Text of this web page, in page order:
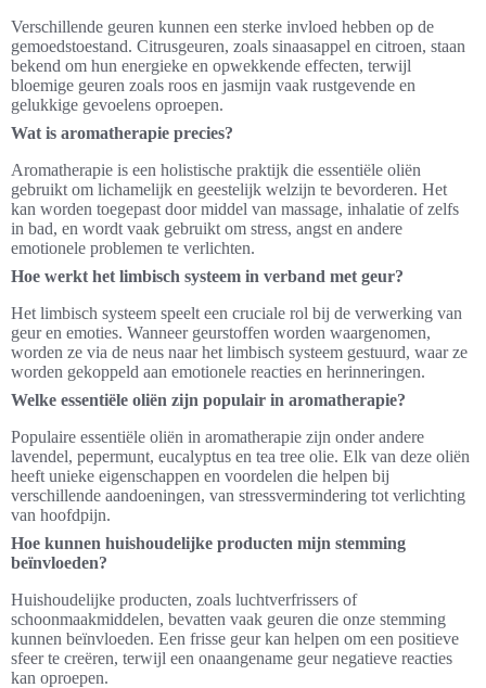
Verschillende geuren kunnen een sterke invloed hebben op de
gemoedstoestand. Citrusgeuren, zoals sinaasappel en citroen, staan
bekend om hun energieke en opwekkende effecten, terwijl
bloemige geuren zoals roos en jasmijn vaak rustgevende en
gelukkige gevoelens oproepen.
Wat is aromatherapie precies?
Aromatherapie is een holistische praktijk die essentiële oliën
gebruikt om lichamelijk en geestelijk welzijn te bevorderen. Het
kan worden toegepast door middel van massage, inhalatie of zelfs
in bad, en wordt vaak gebruikt om stress, angst en andere
emotionele problemen te verlichten.
Hoe werkt het limbisch systeem in verband met geur?
Het limbisch systeem speelt een cruciale rol bij de verwerking van
geur en emoties. Wanneer geurstoffen worden waargenomen,
worden ze via de neus naar het limbisch systeem gestuurd, waar ze
worden gekoppeld aan emotionele reacties en herinneringen.
Welke essentiële oliën zijn populair in aromatherapie?
Populaire essentiële oliën in aromatherapie zijn onder andere
lavendel, pepermunt, eucalyptus en tea tree olie. Elk van deze oliën
heeft unieke eigenschappen en voordelen die helpen bij
verschillende aandoeningen, van stressvermindering tot verlichting
van hoofdpijn.
Hoe kunnen huishoudelijke producten mijn stemming
beïnvloeden?
Huishoudelijke producten, zoals luchtverfrissers of
schoonmaakmiddelen, bevatten vaak geuren die onze stemming
kunnen beïnvloeden. Een frisse geur kan helpen om een positieve
sfeer te creëren, terwijl een onaangename geur negatieve reacties
kan oproepen.